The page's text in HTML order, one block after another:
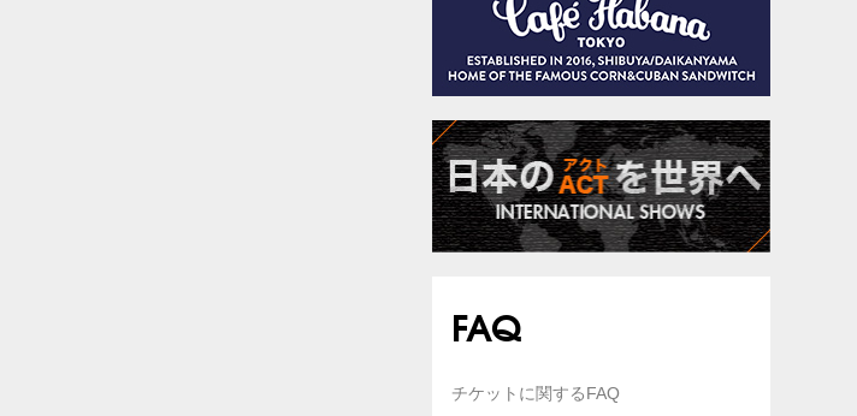
FAQ
チケットに関するFAQ